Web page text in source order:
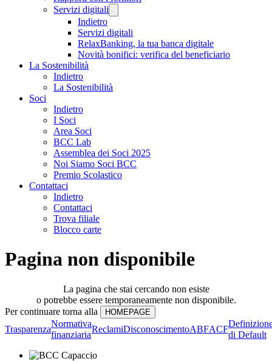
Servizi digitali
Indietro
Servizi digitali
RelaxBanking, la tua banca digitale
Novità bonifici: verifica del beneficiario
La Sostenibilità
Indietro
La Sostenibilità
Soci
Indietro
I Soci
Area Soci
BCC Lab
Assemblea dei Soci 2025
Noi Siamo Soci BCC
Premio Scolastico
Contattaci
Indietro
Contattaci
Trova filiale
Blocco carte
Pagina non disponibile
La pagina che stai cercando non esiste
o potrebbe essere temporaneamente non disponibile.
Per continuare torna alla
Trasparenza
Normativa
finanziaria
ReclamiDisconoscimentoABFACF
di Default